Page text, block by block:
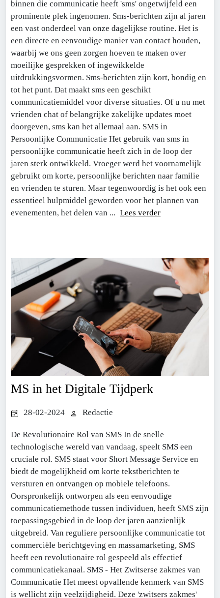
binnen die communicatie heeft 'sms' ongetwijfeld een
prominente plek ingenomen. Sms-berichten zijn al jaren
een vast onderdeel van onze dagelijkse routine. Het is
een directe en eenvoudige manier van contact houden,
waarbij we ons geen zorgen hoeven te maken over
moeilijke gesprekken of ingewikkelde
uitdrukkingsvormen. Sms-berichten zijn kort, bondig en
tot het punt. Dat maakt sms een geschikt
communicatiemiddel voor diverse situaties. Of u nu met
vrienden chat of belangrijke zakelijke updates moet
doorgeven, sms kan het allemaal aan. SMS in
Persoonlijke Communicatie Het gebruik van sms in
persoonlijke communicatie heeft zich in de loop der
jaren sterk ontwikkeld. Vroeger werd het voornamelijk
gebruikt om korte, persoonlijke berichten naar familie
en vrienden te sturen. Maar tegenwoordig is het ook een
essentieel hulpmiddel geworden voor het plannen van
evenementen, het delen van ... Lees verder
MS in het Digitale Tijdperk
28-02-2024 Redactie
De Revolutionaire Rol van SMS In de snelle
technologische wereld van vandaag, speelt SMS een
cruciale rol. SMS staat voor Short Message Service en
biedt de mogelijkheid om korte tekstberichten te
versturen en ontvangen op mobiele telefoons.
Oorspronkelijk ontworpen als een eenvoudige
communicatiemethode tussen individuen, heeft SMS zijn
toepassingsgebied in de loop der jaren aanzienlijk
uitgebreid. Van reguliere persoonlijke communicatie tot
commerciële berichtgeving en massamarketing, SMS
heeft een revolutionaire rol gespeeld als effectief
communicatiekanaal. SMS - Het Zwitserse zakmes van
Communicatie Het meest opvallende kenmerk van SMS
is wellicht zijn veelzijdigheid. Deze 'zwitsers zakmes'